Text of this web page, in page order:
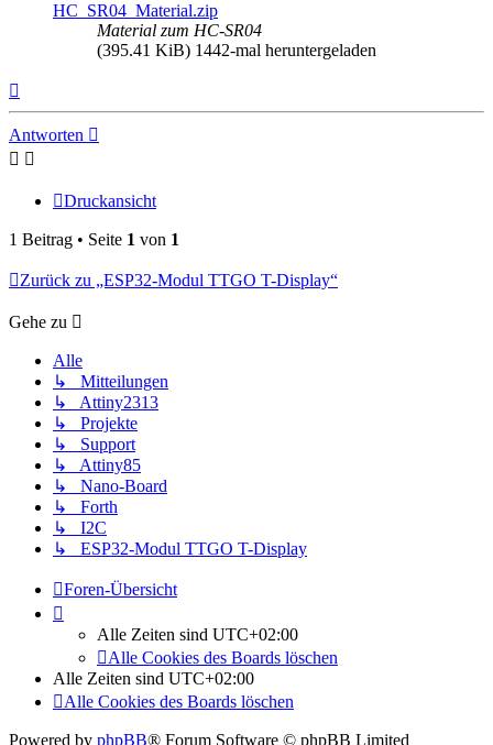
HC_SR04_Material.zip
Material zum HC-SR04
(395.41 KiB) 1442-mal heruntergeladen
Antworten
Druckansicht
1 Beitrag • Seite 1 von 1
Zurück zu „ESP32-Modul TTGO T-Display“
Gehe zu
Alle
↳ Mitteilungen
↳ Attiny2313
↳ Projekte
↳ Support
↳ Attiny85
↳ Nano-Board
↳ Forth
↳ I2C
↳ ESP32-Modul TTGO T-Display
Foren-Übersicht
Alle Zeiten sind UTC+02:00
Alle Cookies des Boards löschen
Alle Zeiten sind UTC+02:00
Alle Cookies des Boards löschen
Powered by phpBB® Forum Software © phpBB Limited